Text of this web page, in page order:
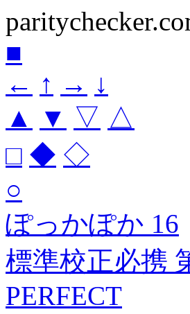
■
← ↑ → ↓
▲
▼ ▽ △
□ ◆ ◇
○
ぽっかぽか 16
標準校正必携
PERFECT